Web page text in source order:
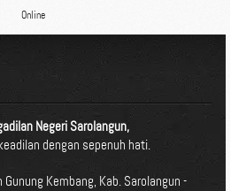
Online
Negeri Sarolangun,
dengan sepenuh hati.
Kembang, Kab. Sarolangun -